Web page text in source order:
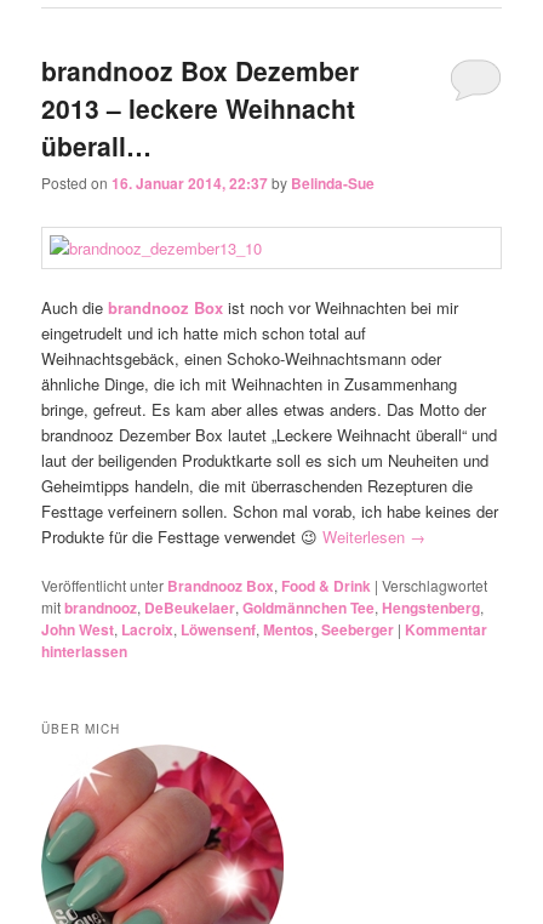
brandnooz Box Dezember
2013 – leckere Weihnacht
überall…
Posted on16. Januar 2014, 22:37by Belinda-Sue
Auch diebrandnooz Box ist noch vor Weihnachten bei mir
eingetrudelt und ich hatte mich schon total auf
Weihnachtsgebäck, einen Schoko-Weihnachtsmann oder
ähnliche Dinge, die ich mit Weihnachten in Zusammenhang
bringe, gefreut. Es kam aber alles etwas anders. Das Motto der
brandnooz Dezember Box lautet „Leckere Weihnacht überall“ und
laut der beiligenden Produktkarte soll es sich um Neuheiten und
Geheimtipps handeln, die mit überraschenden Rezepturen die
Festtage verfeinern sollen. Schon mal vorab, ich habe keines der
Produkte für die Festtage verwendet 😉Weiterlesen →
Veröffentlicht unter Brandnooz Box, Food & Drink |Verschlagwortet
mitbrandnooz, DeBeukelaer,Goldmännchen Tee,Hengstenberg,
John West, Lacroix, Löwensenf,Mentos,Seeberger | Kommentar
hinterlassen
ÜBER MICH